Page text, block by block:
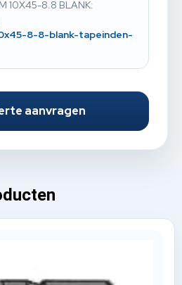
10X45-8.8 BLANK:
8-8-blank-tapeinden-
aanvragen